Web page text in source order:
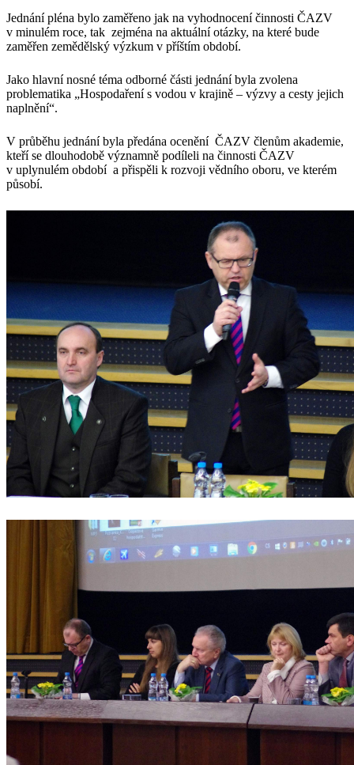
Jednání pléna bylo zaměřeno jak na vyhodnocení činnosti ČAZV
v minulém roce, tak zejména na aktuální otázky, na které bude
zaměřen zemědělský výzkum v příštím období.
Jako hlavní nosné téma odborné části jednání byla zvolena
problematika „Hospodaření s vodou v krajině – výzvy a cesty jejich
naplnění“.
V průběhu jednání byla předána ocenění ČAZV členům akademie,
kteří se dlouhodobě významně podíleli na činnosti ČAZV
v uplynulém období a přispěli k rozvoji vědního oboru, ve kterém
působí.